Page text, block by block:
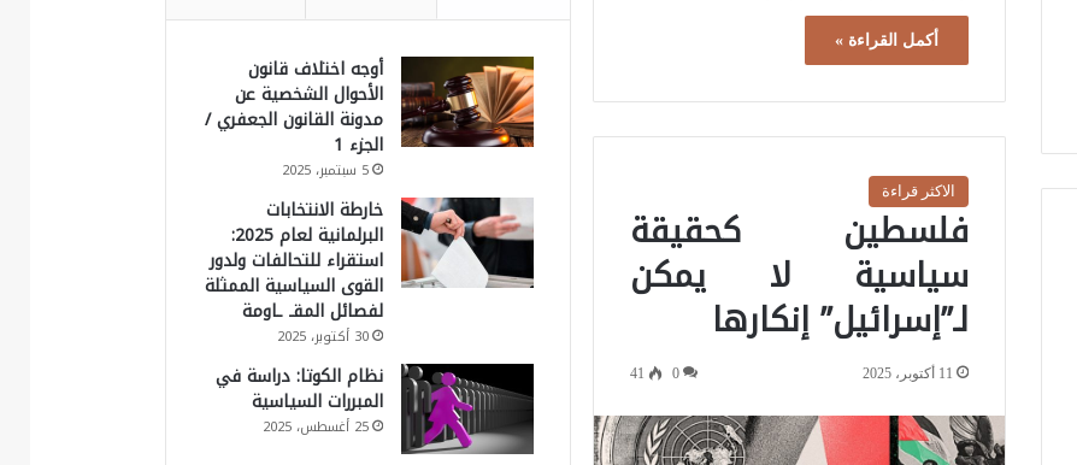
أكمل القراءة »
الاكثر قراءة
فلسطين كحقيقة
سياسية لا يمكن
لـ”إسرائيل” إنكارها
11 أكتوبر، 2025 0
41
أوجه اختلاف قانون
الأحوال الشخصية عن
مدونة القانون الجعفري /
الجزء 1
5 سبتمبر، 2025
خارطة الانتخابات
البرلمانية لعام 2025:
استقراء للتحالفات ولدور
القوى السياسية الممثلة
لفصائل المقـ ـاومة
30 أكتوبر، 2025
نظام الكوتا: دراسة في
المبررات السياسية
25 أغسطس، 2025